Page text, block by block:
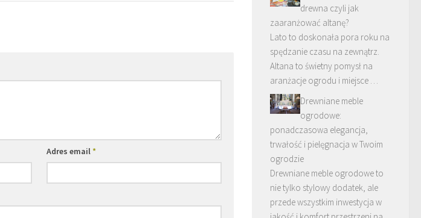
Adres email*
drewna czyli jak
zaaranżować altanę?
Lato to doskonała pora roku na
spędzanie czasu na zewnątrz.
Altana to świetny pomysł na
aranżacje ogrodu i miejsce …
Drewniane meble
ogrodowe:
ponadczasowa elegancja,
trwałość i pielęgnacja w Twoim
ogrodzie
Drewniane meble ogrodowe to
nie tylko stylowy dodatek, ale
przede wszystkim inwestycja w